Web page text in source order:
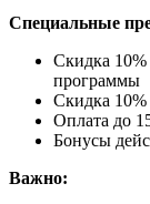
Специальные
Скидка 10%
программы
Скидка 10%
Оплата до
Бонусы
Важно: